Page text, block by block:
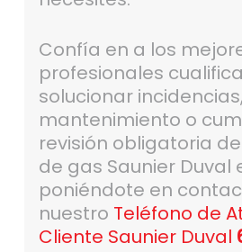
Confía en a los
profesionales
solucionar
mantenimiento o
revisión obligatoria
de gas Saunier Duval
poniéndote en
nuestro Teléfono de
Cliente Saunier Duval